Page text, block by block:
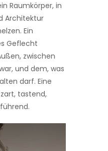
Raumkörper, in
Architektur
Ein
Geflecht
zwischen
und dem, was
darf. Eine
tastend,